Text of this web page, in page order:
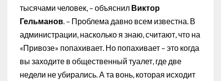
тысячами человек, – объяснил Виктор
Гельманов. – Проблема давно всем известна. В
администрации, насколько я знаю, считают, что на
«Привозе» попахивает. Но попахивает – это когда
вы заходите в общественный туалет, где две
недели не убирались. А та вонь, которая исходит